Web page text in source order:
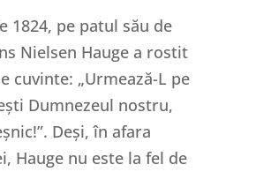
1824, pe patul său de
Nielsen Hauge a rostit
cuvinte: „Urmează-L pe
Dumnezeul nostru,
Deși, în afara
Hauge nu este la fel de